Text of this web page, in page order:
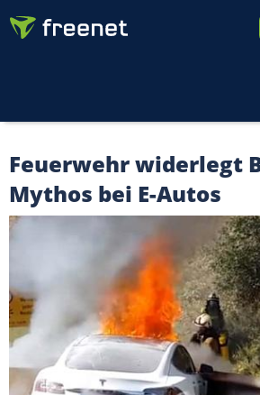
Feuerwehr widerlegt
Mythos bei E-Autos